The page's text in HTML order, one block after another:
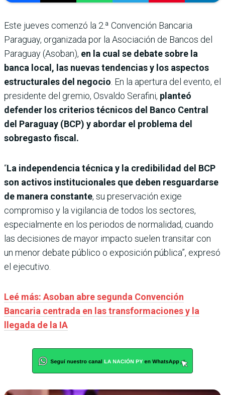
Este jueves comenzó la 2.ª Convención Bancaria
Paraguay, organizada por la Asociación de Bancos del
Paraguay (Asoban), en la cual se debate sobre la
banca local, las nuevas tendencias y los aspectos
estructurales del negocio . En la apertura del evento, el
presidente del gremio, Osvaldo Serafini, planteó
defender los criterios técnicos del Banco Central
del Paraguay (BCP) y abordar el problema del
sobregasto fiscal.
“La independencia técnica y la credibilidad del BCP
son activos institucionales que deben resguardarse
de manera constante, su preservación exige
compromiso y la vigilancia de todos los sectores,
especialmente en los periodos de normalidad, cuando
las decisiones de mayor impacto suelen transitar con
un menor debate público o exposición pública”, expresó
el ejecutivo.
Leé más: Asoban abre segunda Convención
Bancaria centrada en las transformaciones y la
llegada de la IA